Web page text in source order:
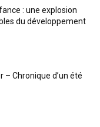
: une explosion
du développement
– Chronique d’un été